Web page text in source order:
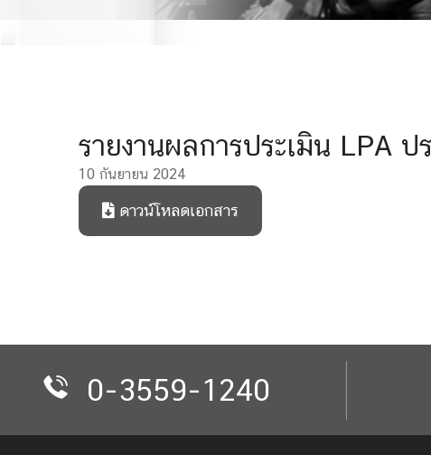
รายงานผลการประเมิน LPA ป
10 กันยายน 2024
ดาวน์โหลดเอกสาร
0-3559-1240